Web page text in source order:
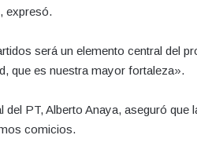
expresó.
será un elemento central del
que es nuestra mayor fortaleza».
del PT, Alberto Anaya, aseguró
comicios.